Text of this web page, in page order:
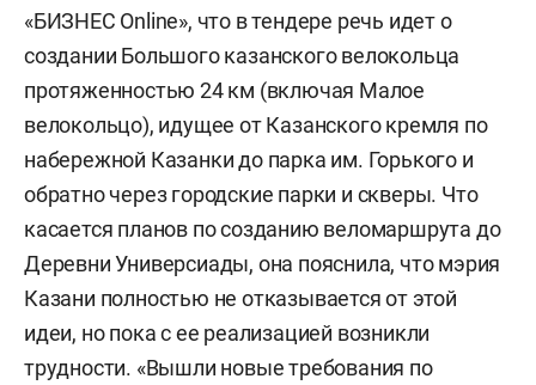
«БИЗНЕС Online», что в тендере речь идет о
создании Большого казанского велокольца
протяженностью 24 км (включая Малое
велокольцо), идущее от Казанского кремля по
набережной Казанки до парка им. Горького и
обратно через городские парки и скверы. Что
касается планов по созданию веломаршрута до
Деревни Универсиады, она пояснила, что мэрия
Казани полностью не отказывается от этой
идеи, но пока с ее реализацией возникли
трудности. «Вышли новые требования по